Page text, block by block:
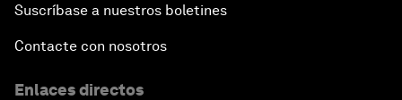
Suscríbase a nuestros boletines
Contacte con nosotros
Enlaces directos